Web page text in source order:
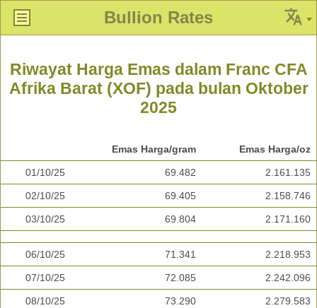
Bullion Rates
Riwayat Harga Emas dalam Franc CFA
Afrika Barat (XOF) pada bulan Oktober
2025
Emas Harga/gram Emas Harga/oz
01/10/25 69.482 2.161.135
02/10/25 69.405 2.158.746
03/10/25 69.804 2.171.160
06/10/25 71.341 2.218.953
07/10/25 72.085 2.242.096
08/10/25 73.290 2.279.583